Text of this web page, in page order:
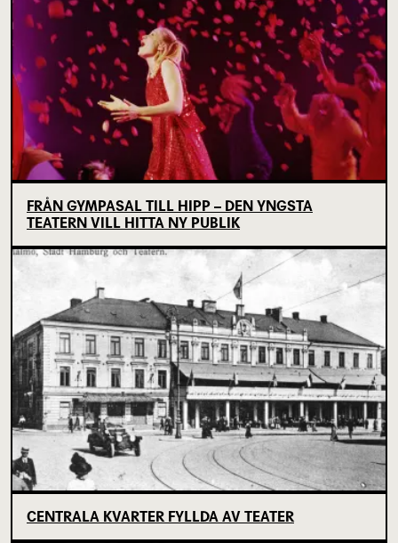
FRÅN GYMPASAL TILL HIPP – DEN YNGSTA
TEATERN VILL HITTA NY PUBLIK
CENTRALA KVARTER FYLLDA AV TEATER